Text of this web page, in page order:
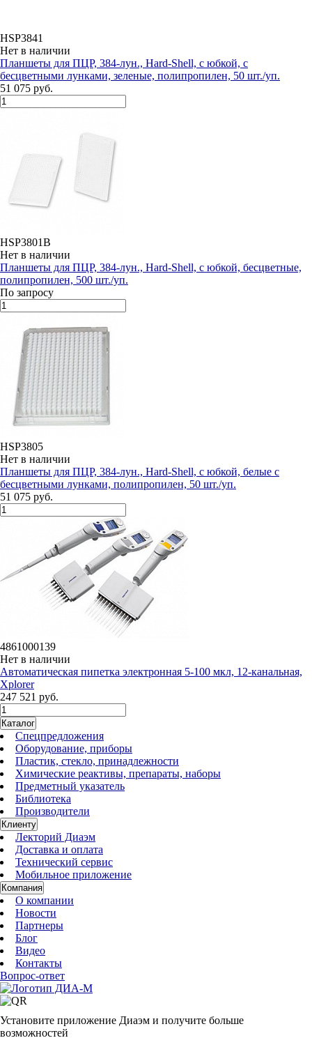
HSP3841
Нет в наличии
Планшеты для ПЦР, 384-лун., Hard-Shell, с юбкой, с
бесцветными лунками, зеленые, полипропилен, 50 шт./уп.
51 075 руб.
HSP3801B
Нет в наличии
Планшеты для ПЦР, 384-лун., Hard-Shell, с юбкой, бесцветные,
полипропилен, 500 шт./уп.
По запросу
HSP3805
Нет в наличии
Планшеты для ПЦР, 384-лун., Hard-Shell, с юбкой, белые с
бесцветными лунками, полипропилен, 50 шт./уп.
51 075 руб.
4861000139
Нет в наличии
Автоматическая пипетка электронная 5-100 мкл, 12-канальная,
Xplorer
247 521 руб.
Каталог
Спецпредложения
Оборудование, приборы
Пластик, стекло, принадлежности
Химические реактивы, препараты, наборы
Предметный указатель
Библиотека
Производители
Клиенту
Лекторий Диаэм
Доставка и оплата
Технический сервис
Мобильное приложение
Компания
О компании
Новости
Партнеры
Блог
Видео
Контакты
Вопрос-ответ
Установите приложение Диаэм и получите больше
возможностей